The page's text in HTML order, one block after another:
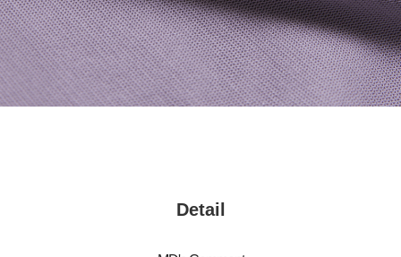
Detail